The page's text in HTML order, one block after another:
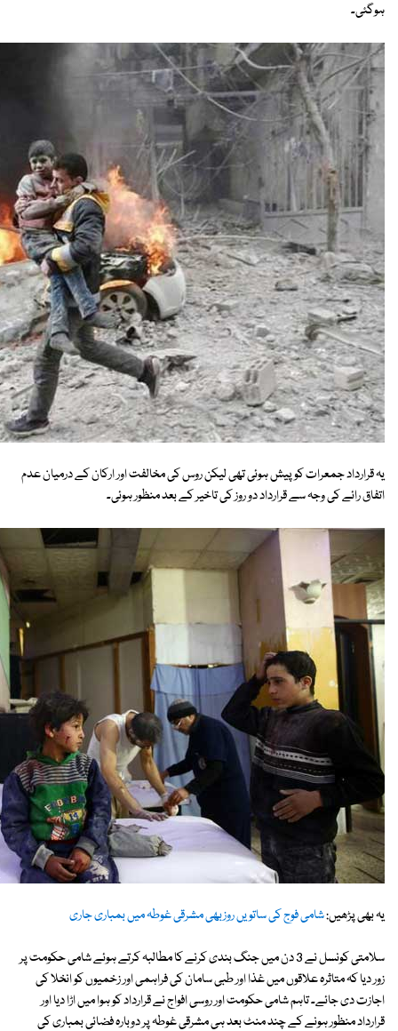
ہوگئی۔
یہ قرارداد جمعرات کو پیش ہوئی تھی لیکن روس کی مخالفت اور ارکان کے درمیان عدم
اتفاق رائے کی وجہ سے قرارداد دو روز کی تاخیر کے بعد منظور ہوئی۔
یہ بھی پڑھیں:شامی فوج کی ساتویں روزبھی مشرقی غوطہ میں بمباری جاری
سلامتی کونسل نے 3 دن میں جنگ بندی کرنے کا مطالبہ کرتے ہوئے شامی حکومت پر
زور دیا کہ متاثرہ علاقوں میں غذا اور طبی سامان کی فراہمی اور زخمیوں کو انخلا کی
اجازت دی جائے۔ تاہم شامی حکومت اور روسی افواج نے قرارداد کو ہوا میں اڑا دیا اور
قرارداد منظور ہونے کے چند منٹ بعد ہی مشرقی غوطہ پر دوبارہ فضائی بمباری کی